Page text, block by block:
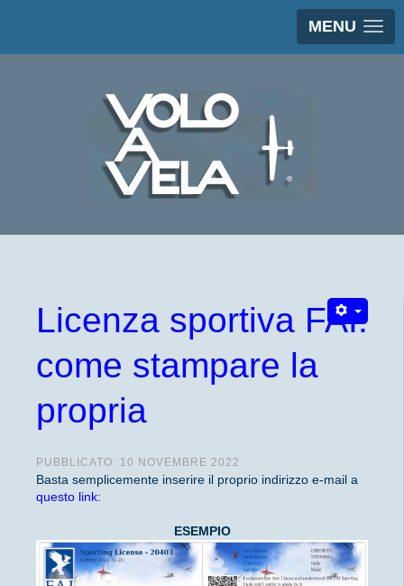
MENU
Licenza sportiva FAI:
come stampare la
propria
PUBBLICATO: 10 NOVEMBRE 2022
Basta semplicemente inserire il proprio indirizzo e-mail a
questo link:
ESEMPIO